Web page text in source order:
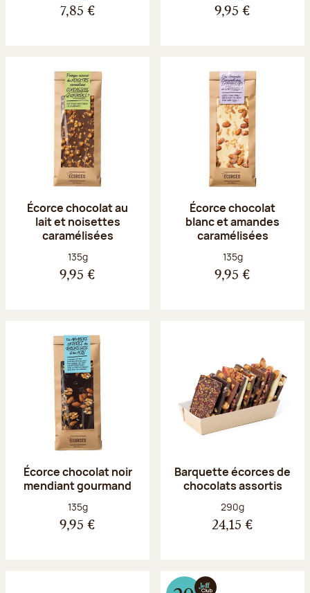
7,85 € 9,95 €
Écorce chocolat au
lait et noisettes
caramélisées
Poids net :
135g
9,95 €
Écorce chocolat
blanc et amandes
caramélisées
Poids net :
135g
9,95 €
Écorce chocolat noir
mendiant gourmand
Poids net :
135g
9,95 €
Barquette écorces de
chocolats assortis
Poids net :
290g
24,15 €